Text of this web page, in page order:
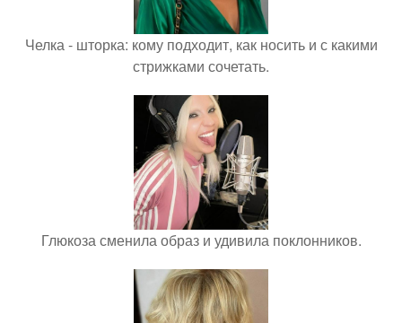
Челка - шторка: кому подходит, как носить и с какими
стрижками сочетать.
Глюкоза сменила образ и удивила поклонников.